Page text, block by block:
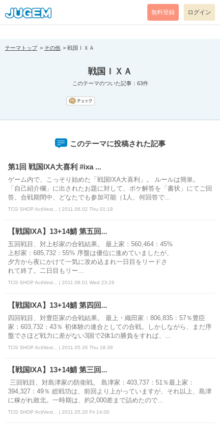
[pear_error: message="Success" code=0 mode=return level=notice
prefix="" info=""]
無料登録 ログイン
テーマトップ その他 戦国ＩＸＡ
戦国ＩＸＡ
このテーマのついた記事：63件
このテーマに投稿された記事
第1回 戦国IXA大喜利 #ixa ...
ゲーム内で、こっそり始めた「戦国IXA大喜利」。 ルールは簡単。
「自己紹介欄」に出されたお題に対して、ボケ解答を「書状」にてご回
答。合戦期間中、どなたでも参加可能（1人、何回答で...
TCG SHOP ActiVest... | 2011.06.02 Thu 01:19
【戦国IXA】13+14鯖 第五回...
五回戦目、対上杉家の合戦結果。 最上家：560,464：45%
上杉家：685,732：55% 序盤は優位に進めていましたが、
夕方から夜にかけて一気に攻め込まれ一日目をリードさ
れて終了。二日目もリー...
TCG SHOP ActiVest... | 2011.06.01 Wed 23:29
【戦国IXA】13+14鯖 第四回...
四回戦目、対豊臣家の合戦結果。 最上・織田家：806,835：57％豊臣
家：603,732：43％ 初体験の連合としての合戦。しかしながら、まだ序
盤でさほど戦力に差がない3国で2体1の勝負をすれば、...
TCG SHOP ActiVest... | 2011.05.26 Thu 18:39
【戦国IXA】13+14鯖 第三回...
三回戦目、対島津家の防衛戦。 島津家：403,737：51％最上家：
394,327：49％ 総戦功は、前回より上がっていますが、それ以上、島津
に稼がれ敗北。一時期は、約2,000差まで詰めたので...
TCG SHOP ActiVest... | 2011.05.20 Fri 14:00